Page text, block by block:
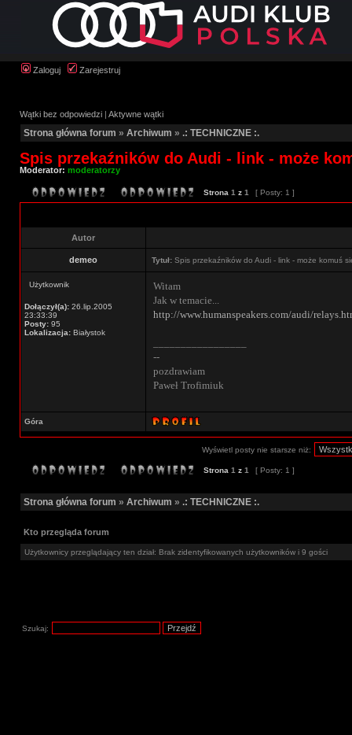
Zaloguj Zarejestruj
Wątki bez odpowiedzi | Aktywne wątki
Strona główna forum » Archiwum » .: TECHNICZNE :.
Spis przekaźników do Audi - link - może
Moderator: moderatorzy
Strona 1 z 1 [ Posty: 1 ]
Autor
demeo Tytuł: Spis przekaźników do Audi - link - może komuś
Użytkownik
Dołączył(a): 26.lip.2005
23:33:39
Posty: 95
Lokalizacja: Białystok
Witam
Jak w temacie...
http://www.humanspeakers.com/audi/
--
pozdrawiam
Paweł Trofimiuk
Góra
Wyświetl posty nie starsze niż:
Strona 1 z 1 [ Posty: 1 ]
Strona główna forum » Archiwum » .: TECHNICZNE :.
Kto przegląda forum
Użytkownicy przeglądający ten dział: Brak zidentyfikowanych użytkowników i 9 gości
Szukaj: